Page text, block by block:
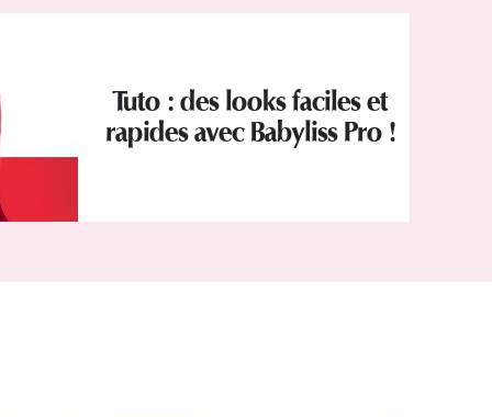
Tuto : des looks faciles et
rapides avec Babyliss Pro !